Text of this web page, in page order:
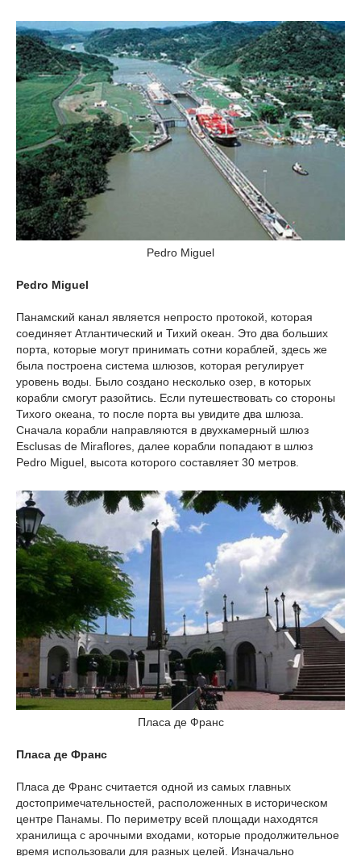
Pedro Miguel
Pedro Miguel
Панамский канал является непросто протокой, которая
соединяет Атлантический и Тихий океан. Это два больших
порта, которые могут принимать сотни кораблей, здесь же
была построена система шлюзов, которая регулирует
уровень воды. Было создано несколько озер, в которых
корабли смогут разойтись. Если путешествовать со стороны
Тихого океана, то после порта вы увидите два шлюза.
Сначала корабли направляются в двухкамерный шлюз
Esclusas de Miraflores, далее корабли попадают в шлюз
Pedro Miguel, высота которого составляет 30 метров.
Пласа де Франс
Пласа де Франс
Пласа де Франс считается одной из самых главных
достопримечательностей, расположенных в историческом
центре Панамы. По периметру всей площади находятся
хранилища с арочными входами, которые продолжительное
время использовали для разных целей. Изначально